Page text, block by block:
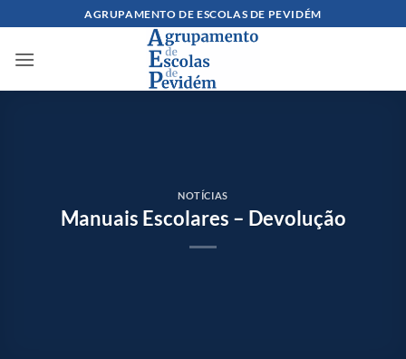
content
AGRUPAMENTO DE ESCOLAS DE PEVIDÉM
NOTÍCIAS
Manuais Escolares – Devolução